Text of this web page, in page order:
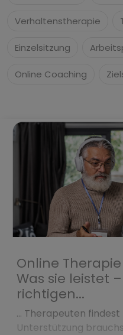
Online
Was sie leistet
richtigen...
... Therapeuten
Unterstützung
Verhaltenstherapie
Einzelsitzung
Online Coaching